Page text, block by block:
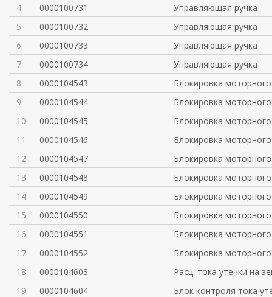
4
0000100731
Управляющая ручка
5
0000100732
Управляющая ручка
6
0000100733
Управляющая ручка
7
0000100734
Управляющая ручка
8
0000104543
Блокировка
9
0000104544
Блокировка
10
0000104545
Блокировка
11
0000104546
Блокировка
12
0000104547
Блокировка
13
0000104548
Блокировка
14
0000104549
Блокировка
15
0000104550
Блокировка
16
0000104551
Блокировка
17
0000104552
Блокировка
18
0000104603
Расц. тока утечки на
19
0000104604
Блок контроля тока